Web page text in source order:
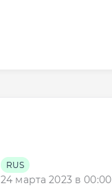
RUS
24 марта 2023 в 00:00